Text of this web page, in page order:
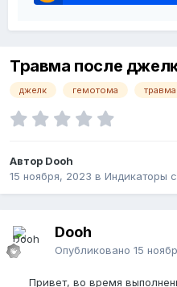
Травма после
джелк гемотома травма
Автор Dooh
15 ноября, 2023 в Индикаторы
Dooh
Опубликовано 15
Привет, во время